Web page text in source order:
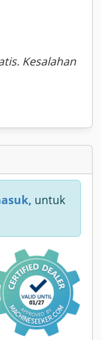
Kesalahan
untuk